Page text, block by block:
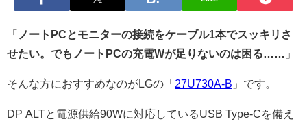
「
ノートPCとモニターの接続をケーブル1本でスッキリさ
せたい。でもノートPCの充電Wが足りないのは困る……
」
そんな方におすすめなのがLGの「 27U730A-B 」です。
DP ALTと電源供給90Wに対応しているUSB Type-Cを備え